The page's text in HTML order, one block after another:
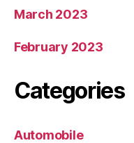
March 2023
February 2023
Categories
Automobile